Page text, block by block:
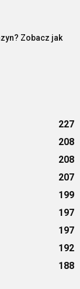
Zobacz jak
227
208
208
207
199
197
197
192
188